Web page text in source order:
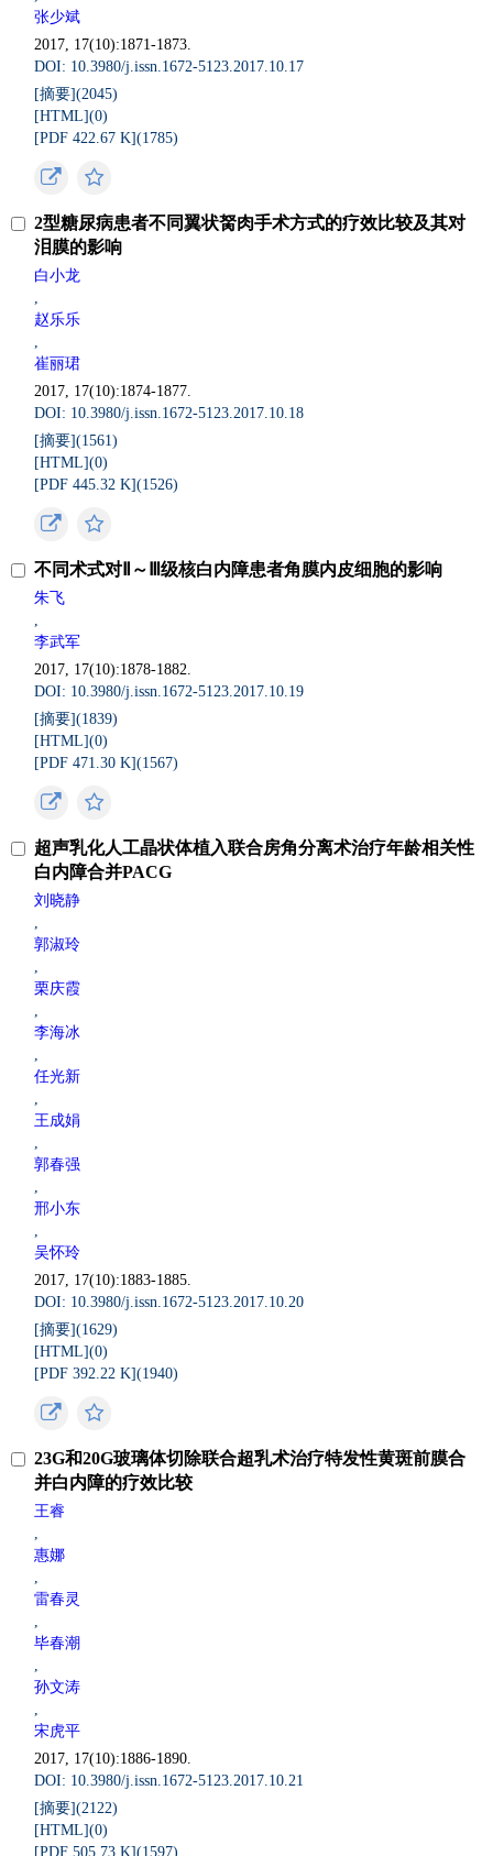
张少斌
2017, 17(10):1871-1873.
DOI: 10.3980/j.issn.1672-5123.2017.10.17
[摘要](2045)
[HTML](0)
[PDF 422.67 K](1785)
2型糖尿病患者不同翼状胬肉手术方式的疗效比较及其对
泪膜的影响
白小龙
,
赵乐乐
,
崔丽珺
2017, 17(10):1874-1877.
DOI: 10.3980/j.issn.1672-5123.2017.10.18
[摘要](1561)
[HTML](0)
[PDF 445.32 K](1526)
不同术式对Ⅱ～Ⅲ级核白内障患者角膜内皮细胞的影响
朱飞
,
李武军
2017, 17(10):1878-1882.
DOI: 10.3980/j.issn.1672-5123.2017.10.19
[摘要](1839)
[HTML](0)
[PDF 471.30 K](1567)
超声乳化人工晶状体植入联合房角分离术治疗年龄相关性
白内障合并PACG
刘晓静
,
郭淑玲
,
栗庆霞
,
李海冰
,
任光新
,
王成娟
,
郭春强
,
邢小东
,
吴怀玲
2017, 17(10):1883-1885.
DOI: 10.3980/j.issn.1672-5123.2017.10.20
[摘要](1629)
[HTML](0)
[PDF 392.22 K](1940)
23G和20G玻璃体切除联合超乳术治疗特发性黄斑前膜合
并白内障的疗效比较
王睿
,
惠娜
,
雷春灵
,
毕春潮
,
孙文涛
,
宋虎平
2017, 17(10):1886-1890.
DOI: 10.3980/j.issn.1672-5123.2017.10.21
[摘要](2122)
[HTML](0)
[PDF 505.73 K](1597)